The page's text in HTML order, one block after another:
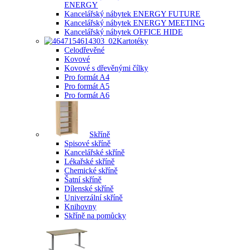
ENERGY
Kancelářský nábytek ENERGY FUTURE
Kancelářský nábytek ENERGY MEETING
Kancelářský nábytek OFFICE HIDE
Kartotéky
Celodřevěné
Kovové
Kovové s dřevěnými čílky
Pro formát A4
Pro formát A5
Pro formát A6
Skříně
Spisové skříně
Kancelářské skříně
Lékařské skříně
Chemické skříně
Šatní skříně
Dílenské skříně
Univerzální skříně
Knihovny
Skříně na pomůcky